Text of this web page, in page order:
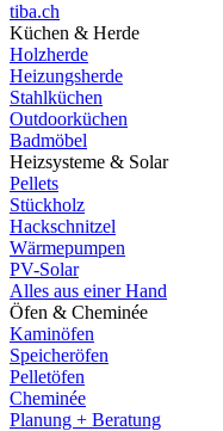
tiba.ch
Küchen & Herde
Holzherde
Heizungsherde
Stahlküchen
Outdoorküchen
Badmöbel
Heizsysteme & Solar
Pellets
Stückholz
Hackschnitzel
Wärmepumpen
PV-Solar
Alles aus einer Hand
Öfen & Cheminée
Kaminöfen
Speicheröfen
Pelletöfen
Cheminée
Planung + Beratung